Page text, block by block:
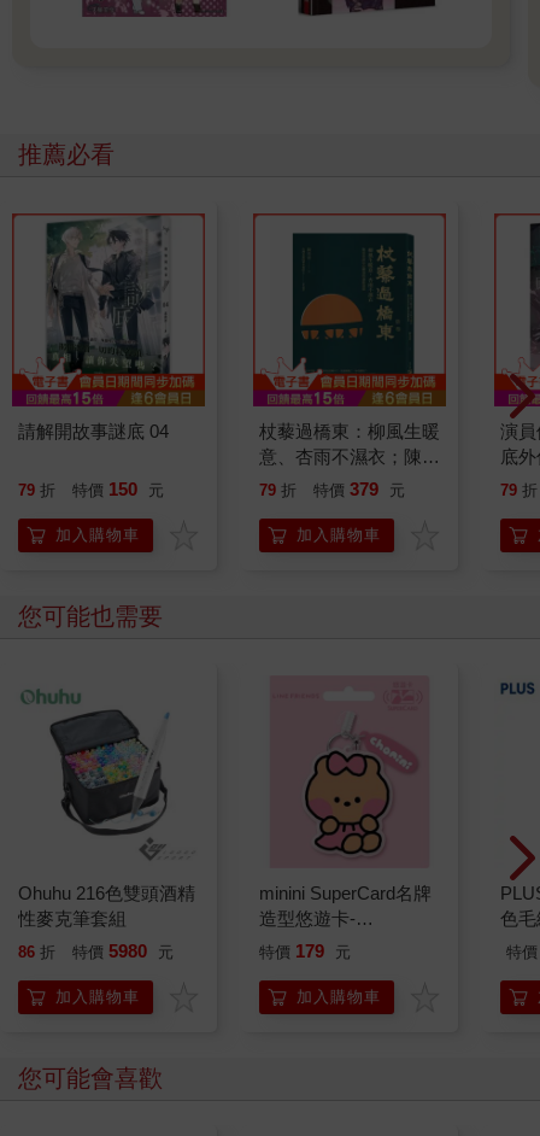
推薦必看
請解開故事謎底 04
79 折 特價 150 元
加入購物車
杖藜過橋東：柳風生暖
意、杏雨不濕衣；陳亮
恭談以心轉境的適齡漫
79 折 特價 379 元
加入購物車
演
底
79 折
您可能也需要
Ohuhu 216色雙頭酒精
性麥克筆套組
86 折 特價 5980 元
加入購物車
minini SuperCard名牌
造型悠遊卡-
chonini【受託代銷】
特價 179 元
加入購物車
色
特價
您可能會喜歡